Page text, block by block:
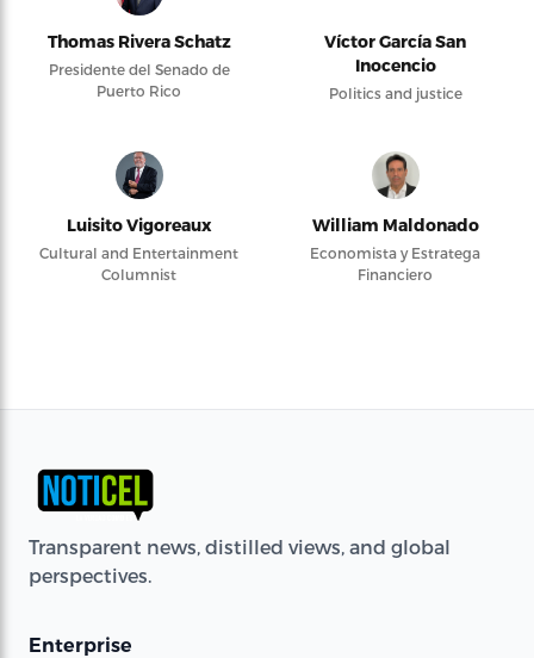
Thomas Rivera Schatz
Presidente del Senado de
Puerto Rico
Víctor García San
Inocencio
Politics and justice
Luisito Vigoreaux
Cultural and Entertainment
Columnist
William Maldonado
Economista y Estratega
Financiero
Transparent news, distilled views, and global
perspectives.
Enterprise